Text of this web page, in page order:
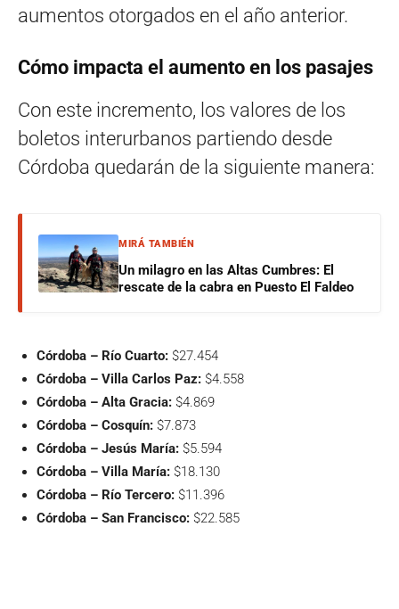
aumentos otorgados en el año anterior.
Cómo impacta el aumento en los pasajes
Con este incremento, los valores de los
boletos interurbanos partiendo desde
Córdoba quedarán de la siguiente manera:
MIRÁ TAMBIÉN
Un milagro en las Altas Cumbres: El
rescate de la cabra en Puesto El Faldeo
Córdoba – Río Cuarto: $27.454
Córdoba – Villa Carlos Paz: $4.558
Córdoba – Alta Gracia: $4.869
Córdoba – Cosquín: $7.873
Córdoba – Jesús María: $5.594
Córdoba – Villa María: $18.130
Córdoba – Río Tercero: $11.396
Córdoba – San Francisco: $22.585